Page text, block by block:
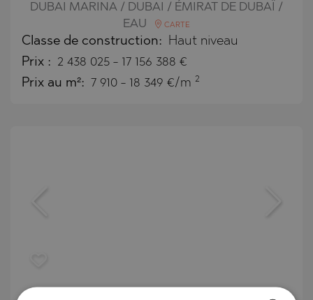
DUBAI MARINA / DUBAI / ÉMIRAT DE DUBAÏ /
EAU
CARTE
Classe de construction: Haut niveau
Prix : 2 438 025 - 17 156 388 €
Prix au m²: 7 910 - 18 349 €/m 2